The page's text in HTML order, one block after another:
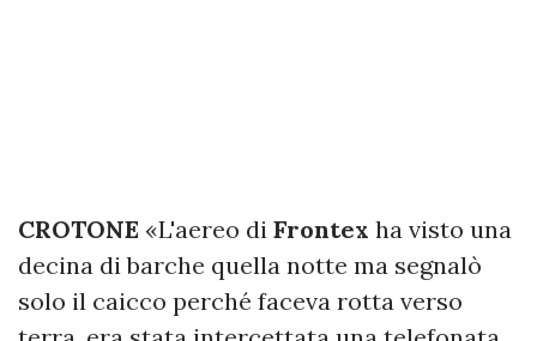
CROTONE «L'aereo di Frontex ha visto una
decina di barche quella notte ma segnalò
solo il caicco perché faceva rotta verso